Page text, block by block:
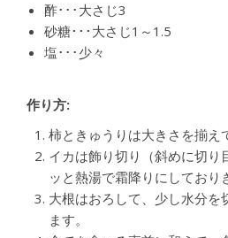
酢･･･大さじ3
砂糖･･･大さじ1～1.5
塩･･･少々
作り方:
柿ときゅうりは大きさを揃え
イカは飾り切り（斜めに切り
ッと熱湯で霜降りにしており
大根はおろして、少し水分を
ます。